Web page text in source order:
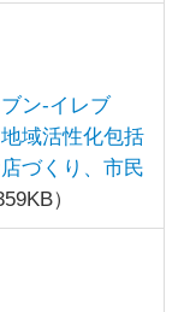
ン‐イレブ
域活性化包括
づくり、市民
）